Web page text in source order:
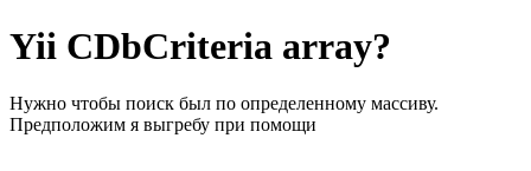
Yii CDbCriteria array?
Нужно чтобы поиск был по определенному массиву.
Предположим я выгребу при помощи